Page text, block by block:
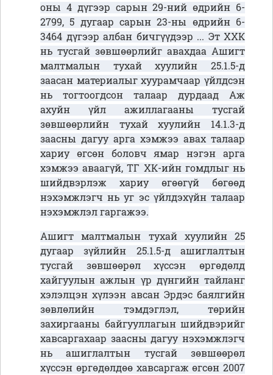
оны 4 дүгээр сарын 29-ний өдрийн 6-
2799, 5 дугаар сарын 23-ны өдрийн 6-
3464 дүгээр албан бичгүүдээр ... Эт ХХК
нь тусгай зөвшөөрлийг авахдаа Ашигт
малтмалын тухай хуулийн 25.1.5-д
заасан материалыг хуурамчаар үйлдсэн
нь тогтоогдсон талаар дурдаад Аж
ахуйн үйл ажиллагааны тусгай
зөвшөөрлийн тухай хуулийн 14.1.3-д
заасны дагуу арга хэмжээ авах талаар
хариу өгсөн боловч ямар нэгэн арга
хэмжээ аваагүй, ТГ ХК-ийн гомдлыг нь
шийдвэрлэж хариу өгөөгүй бөгөөд
нэхэмжлэгч нь уг эс үйлдэхүйн талаар
нэхэмжлэл гаргажээ.
Ашигт малтмалын тухай хуулийн 25
дугаар зүйлийн 25.1.5-д ашиглалтын
тусгай зөвшөөрөл хүссэн өргөдөлд
хайгуулын ажлын үр дүнгийн тайланг
хэлэлцэн хүлээн авсан Эрдэс баялгийн
зөвлөлийн тэмдэглэл, төрийн
захиргааны байгууллагын шийдвэрийг
хавсаргахаар заасны дагуу нэхэмжлэгч
нь ашиглалтын тусгай зөвшөөрөл
хүссэн өргөдөлдөө хавсаргаж өгсөн 2007